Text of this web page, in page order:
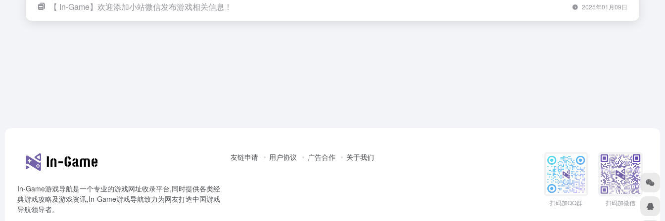
【 In-Game】欢迎添加小站微信发布游戏相关信息！ 2025年01月09日
In-Game游戏导航是一个专业的游戏网址收录平台,同时提供各类经
典游戏攻略及游戏资讯,In-Game游戏导航致力为网友打造中国游戏
导航领导者。
友链申请 用户协议 广告合作 关于我们
扫码加QQ群 扫码加微信